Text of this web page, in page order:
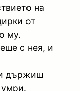
на
от
му.
с нея, и
държиш
умри.